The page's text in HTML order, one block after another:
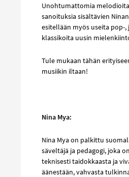
Unohtumattomia
sanoituksia sisältävien
esitellään myös useita pop-,
klassikoita uusin
Tule mukaan tähän
musiikin iltaan!
Nina Mya:
Nina Mya on palkittu
säveltäjä ja pedagogi, joka
teknisesti taidokkaasta ja
äänestään, vahvasta